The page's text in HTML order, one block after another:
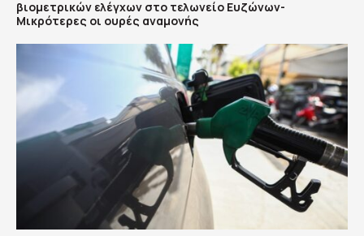
βιομετρικών ελέγχων στο τελωνείο Ευζώνων-
Μικρότερες οι ουρές αναμονής